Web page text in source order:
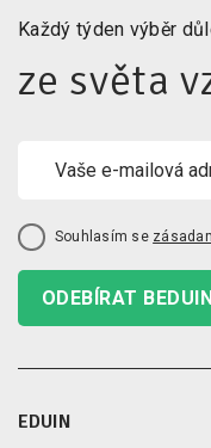
Každý týden výběr
ze světa
Souhlasím se
ODEBÍRAT
EDUIN